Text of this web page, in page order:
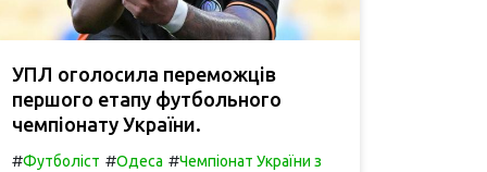
УПЛ оголосила переможців
першого етапу футбольного
чемпіонату України.
#Футболіст #Одеса #Чемпіонат України з